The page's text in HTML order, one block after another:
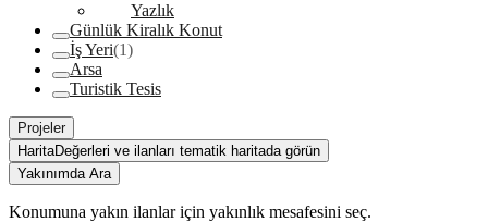
Yazlık
Günlük Kiralık Konut
İş Yeri(1)
Arsa
Turistik Tesis
Projeler
HaritaDeğerleri ve ilanları tematik haritada görün
Yakınımda Ara
Konumuna yakın ilanlar için yakınlık mesafesini seç.